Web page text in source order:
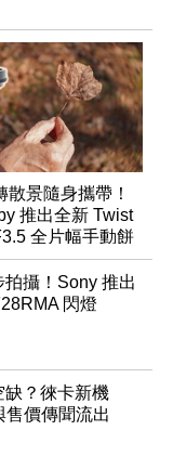
散景隨身攜帶！
推出全新 Twist
全片幅手動餅
攝！Sony 推出
閃燈
缺？徠卡新機
售價傳聞流出